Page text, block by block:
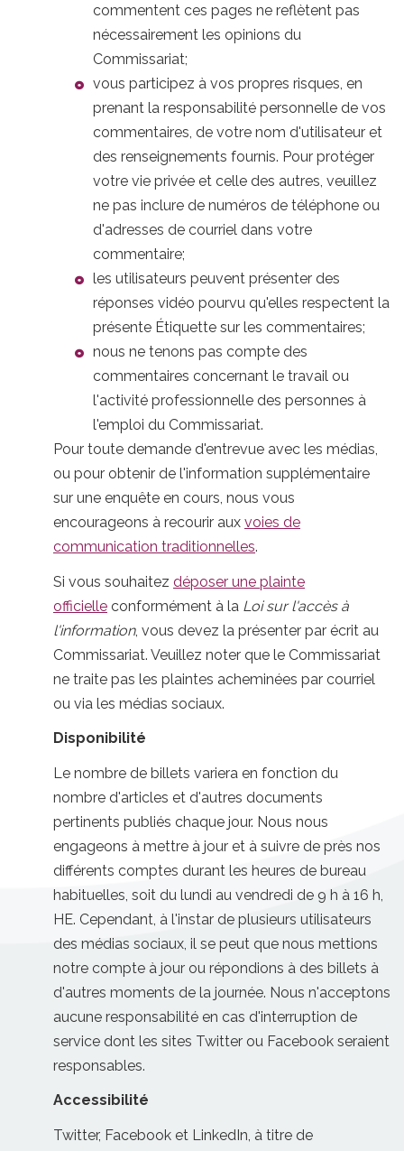
commentent ces pages ne reflètent pas
nécessairement les opinions du
Commissariat;
vous participez à vos propres risques, en
prenant la responsabilité personnelle de vos
commentaires, de votre nom d'utilisateur et
des renseignements fournis. Pour protéger
votre vie privée et celle des autres, veuillez
ne pas inclure de numéros de téléphone ou
d'adresses de courriel dans votre
commentaire;
les utilisateurs peuvent présenter des
réponses vidéo pourvu qu'elles respectent la
présente Étiquette sur les commentaires;
nous ne tenons pas compte des
commentaires concernant le travail ou
l'activité professionnelle des personnes à
l'emploi du Commissariat.
Pour toute demande d'entrevue avec les médias,
ou pour obtenir de l'information supplémentaire
sur une enquête en cours, nous vous
encourageons à recourir aux voies de
communication traditionnelles.
Si vous souhaitez déposer une plainte
officielle conformément à la Loi sur l'accès à
l'information, vous devez la présenter par écrit au
Commissariat. Veuillez noter que le Commissariat
ne traite pas les plaintes acheminées par courriel
ou via les médias sociaux.
Disponibilité
Le nombre de billets variera en fonction du
nombre d'articles et d'autres documents
pertinents publiés chaque jour. Nous nous
engageons à mettre à jour et à suivre de près nos
différents comptes durant les heures de bureau
habituelles, soit du lundi au vendredi de 9 h à 16 h,
HE. Cependant, à l'instar de plusieurs utilisateurs
des médias sociaux, il se peut que nous mettions
notre compte à jour ou répondions à des billets à
d'autres moments de la journée. Nous n'acceptons
aucune responsabilité en cas d'interruption de
service dont les sites Twitter ou Facebook seraient
responsables.
Accessibilité
Twitter, Facebook et LinkedIn, à titre de